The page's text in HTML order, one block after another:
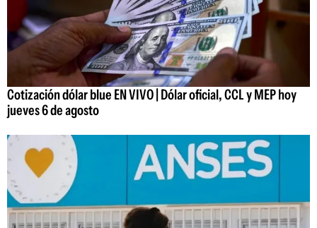
Cotización dólar blue EN VIVO | Dólar oficial, CCL y MEP hoy
jueves 6 de agosto